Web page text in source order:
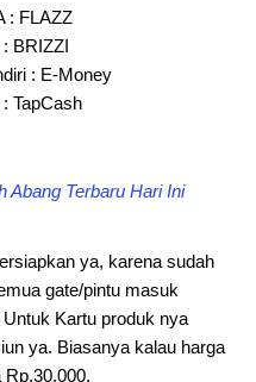
: FLAZZ
BRIZZI
: E-Money
TapCash
Abang Terbaru Hari Ini
ya, karena sudah
gate/pintu masuk
Kartu produk nya
ya. Biasanya kalau harga
Rp.30.000.